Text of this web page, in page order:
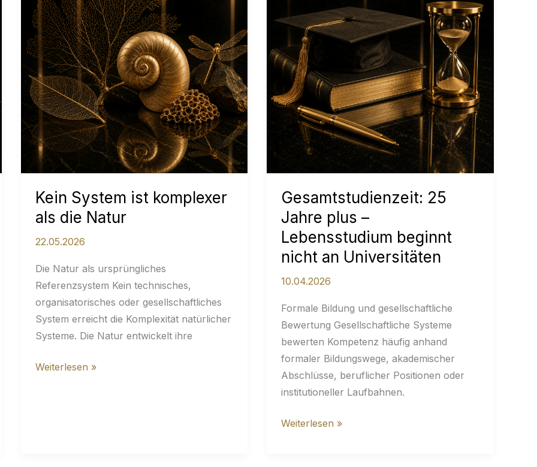
Kein System ist komplexer
als die Natur
22.05.2026
Die Natur als ursprüngliches
Referenzsystem Kein technisches,
organisatorisches oder gesellschaftliches
System erreicht die Komplexität natürlicher
Systeme. Die Natur entwickelt ihre
Kein
Weiterlesen »
Gesamtstudienzeit: 25
Jahre plus –
Lebensstudium beginnt
nicht an Universitäten
10.04.2026
Formale Bildung und gesellschaftliche
Bewertung Gesellschaftliche Systeme
bewerten Kompetenz häufig anhand
formaler Bildungswege, akademischer
Abschlüsse, beruflicher Positionen oder
institutioneller Laufbahnen.
Gesamtstudienzeit:
Weiterlesen »